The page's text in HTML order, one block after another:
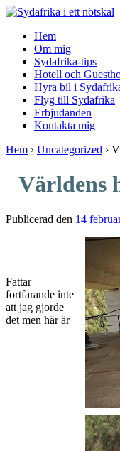
↓
Main
Content
Hem
Om mig
Sydafrika-tips
Hotell och
Hyra bil i
Flyg till Sydafrika
Erbjudanden
Kontakta mig
Hem › Uncategorized ›
Världens
Publicerad den 14
Fattar
fortfarande inte
att jag gjorde
det men här är